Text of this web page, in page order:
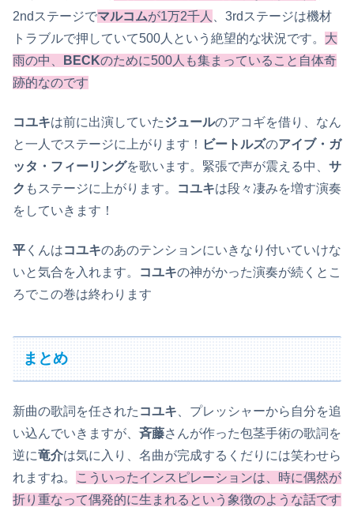
2ndステージでマルコムが1万2千人
、3rdステージは機材
トラブルで押していて500人という絶望的な状況です。 大
雨の中、
BECKのために500人も集まっていること自体奇
跡的なのです
コユキは前に出演していたジュールのアコギを借り、なん
と一人でステージに上がります！ ビートルズのアイブ・ガ
ッタ・フィーリングを歌います。緊張で声が震える中、 サ
ク もステージに上がります。 コユキは段々凄みを増す演奏
をしていきます！
平 くんはコユキのあのテンションにいきなり付いていけな
いと気合を入れます。
コユキの神がかった演奏が続くとこ
ろでこの巻は終わります
まとめ
新曲の歌詞を任された コユキ 、プレッシャーから自分を追
い込んでいきますが、斉藤さんが作った包茎手術の歌詞を
逆に竜介は気に入り、名曲が完成するくだりには笑わせら
れますね。
こういったインスピレーションは、時に偶然が
折り重なって偶発的に生まれるという象徴のような話です